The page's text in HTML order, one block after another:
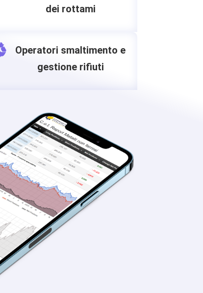
dei rottami
Operatori smaltimento e
gestione rifiuti